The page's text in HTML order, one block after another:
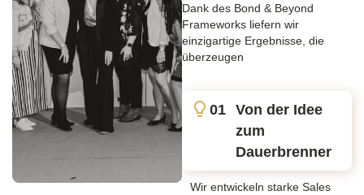
Dank des Bond & Beyond
Frameworks liefern wir
einzigartige Ergebnisse, die
überzeugen
01 Von der Idee
zum
Dauerbrenner
Wir entwickeln starke Sales